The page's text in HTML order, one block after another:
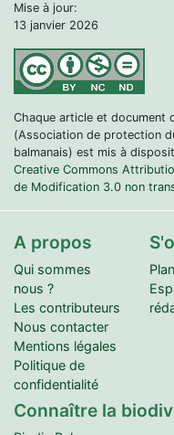
Mise à jour:
13 janvier 2026
Chaque article et document
(Association de protection
balmanais) est mis à
Creative Commons
de Modification 3.0 non
A propos
Qui sommes
nous ?
Les contributeurs
Nous contacter
Mentions légales
Politique de
confidentialité
Connaître la